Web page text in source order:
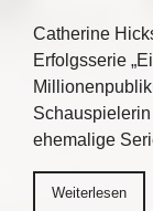
Catherine
Erfolgsserie
ehemalige
Weiterlesen